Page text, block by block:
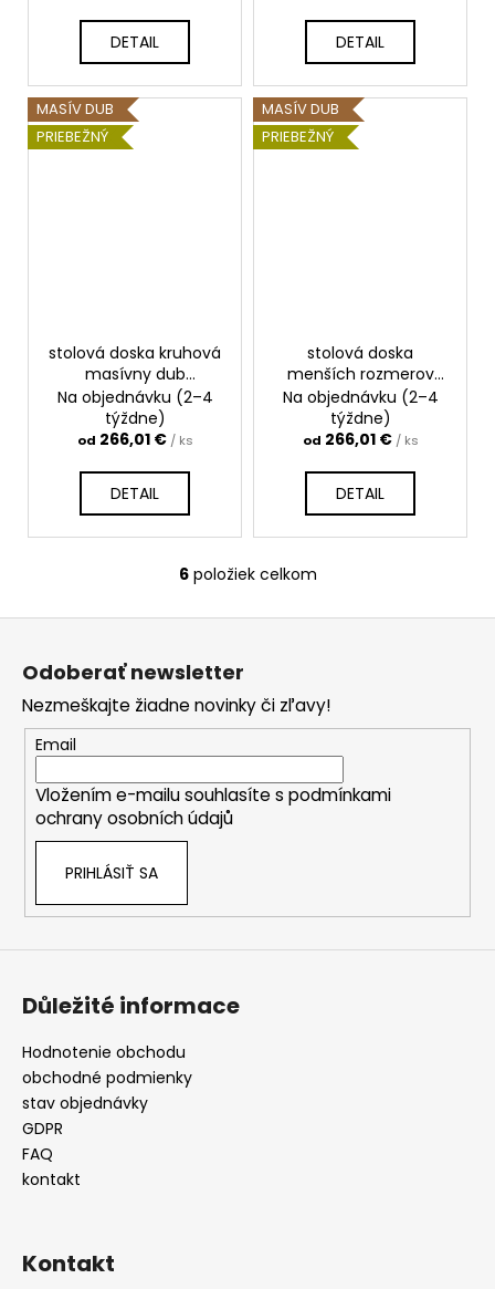
DETAIL DETAIL
MASÍV DUB
PRIEBEŽNÝ
stolová doska kruhová
masívny dub
priebežný
Na objednávku (2–4
týždne)
od 266,01 € / ks
DETAIL
MASÍV DUB
PRIEBEŽNÝ
stolová doska
menších rozmerov
masívny dub
priebežný
Na objednávku (2–4
týždne)
od 266,01 € / ks
DETAIL
O
v
a
c
i
e
p
v
ý
6položiek celkom
Z
Odoberať newsletter
Nezmeškajte žiadne novinky či zľavy!
Email
Vložením e-mailu souhlasíte s podmínkami
ochrany osobních údajů
PRIHLÁSIŤ SA
Důležité informace
Hodnotenie obchodu
obchodné podmienky
stav objednávky
GDPR
FAQ
kontakt
Kontakt